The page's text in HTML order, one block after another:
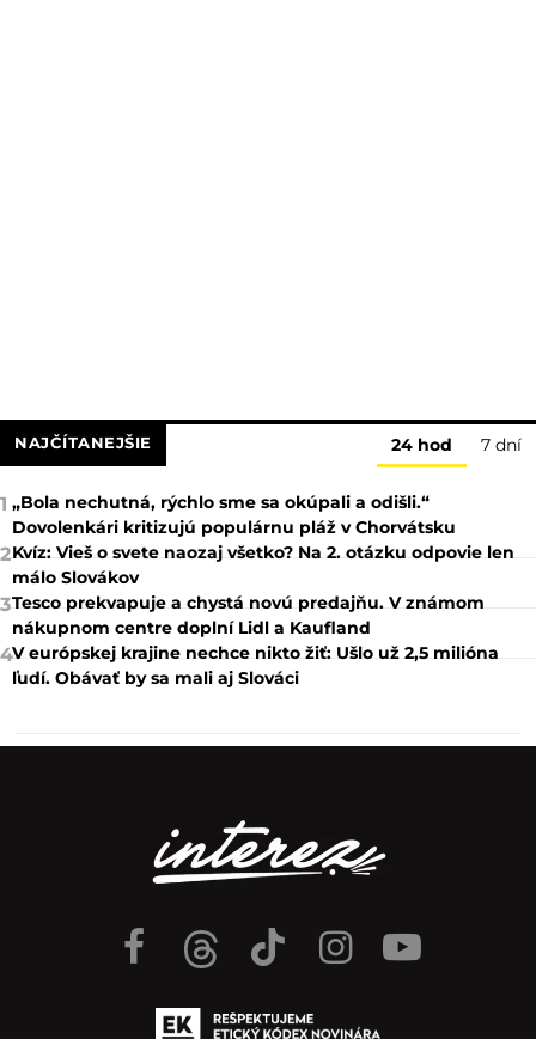
NAJČÍTANEJŠIE 24 hod 7 dní
1 „Bola nechutná, rýchlo sme sa okúpali a odišli.“
Dovolenkári kritizujú populárnu pláž v Chorvátsku
2Kvíz: Vieš o svete naozaj všetko? Na 2. otázku odpovie len
málo Slovákov
3Tesco prekvapuje a chystá novú predajňu. V známom
nákupnom centre doplní Lidl a Kaufland
4V európskej krajine nechce nikto žiť: Ušlo už 2,5 milióna
ľudí. Obávať by sa mali aj Slováci